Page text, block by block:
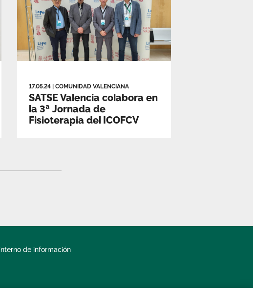
17.05.24 |COMUNIDAD VALENCIANA
SATSE Valencia colabora en
la 3ª Jornada de
Fisioterapia del ICOFCV
de información